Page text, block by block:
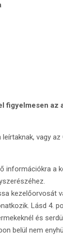
figyelmesen az
vagy
információkra a
kezelőorvosát
Lásd 4.
és
belül nem